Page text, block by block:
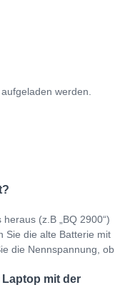
werden.
(z.B „BQ 2900“)
Sie die alte Batterie mit
die Nennspannung, ob
mit der